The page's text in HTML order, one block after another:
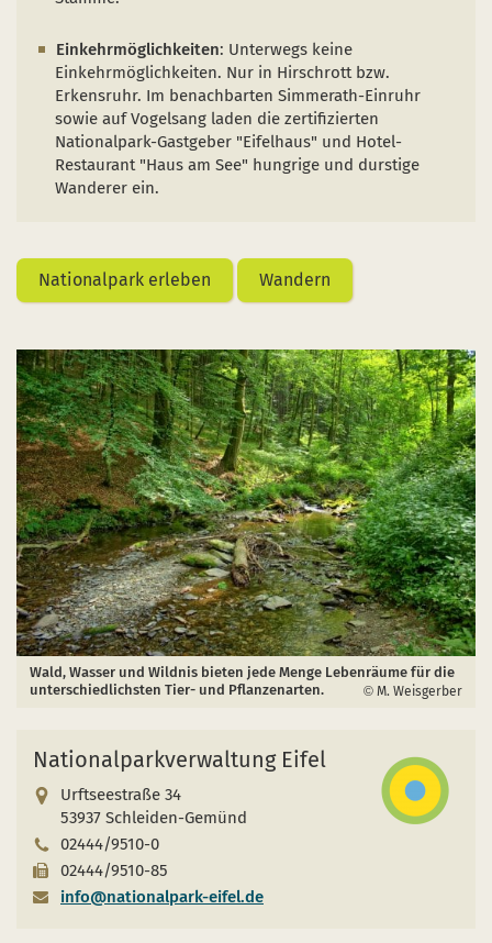
Einkehrmöglichkeiten: Unterwegs keine
Einkehrmöglichkeiten. Nur in Hirschrott bzw.
Erkensruhr. Im benachbarten Simmerath-Einruhr
sowie auf Vogelsang laden die zertifizierten
Nationalpark-Gastgeber "Eifelhaus" und Hotel-
Restaurant "Haus am See" hungrige und durstige
Wanderer ein.
Nationalpark erleben Wandern
Wald, Wasser und Wildnis bieten jede Menge Lebenräume für die
unterschiedlichsten Tier- und Pflanzenarten.
M. Weisgerber
Nationalparkverwaltung Eifel
Urftseestraße 34
53937 Schleiden-Gemünd
02444/9510-0
02444/9510-85
info@nationalpark-eifel.de